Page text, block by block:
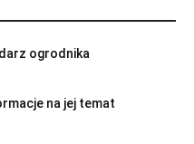
ogrodnika
na jej temat